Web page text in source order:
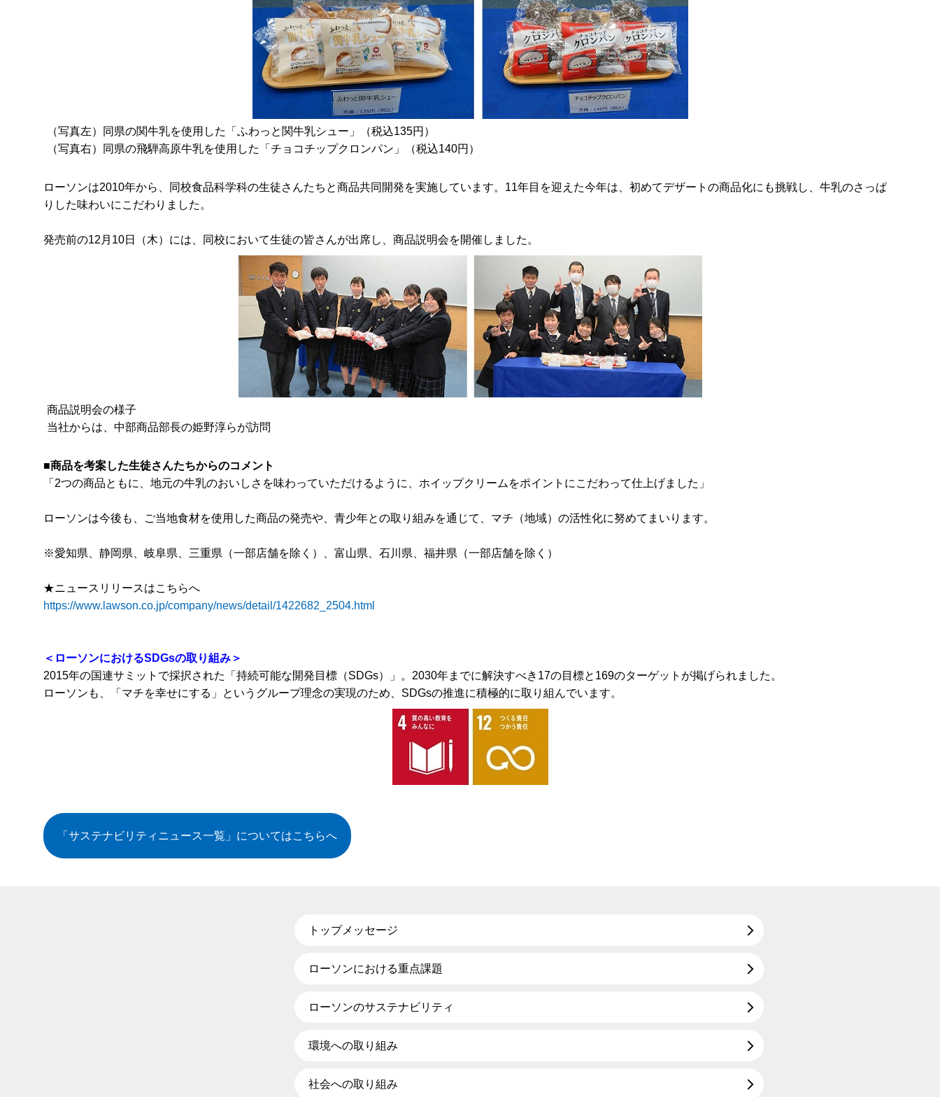
（写真左）同県の関牛乳を使用した「ふわっと関牛乳シュー」（税込135円）
（写真右）同県の飛騨高原牛乳を使用した「チョコチップクロンパン」（税込140円）
ローソンは2010年から、同校食品科学科の生徒さんたちと商品共同開発を実施しています。11年目を迎えた今年は、初めてデザートの商品化にも挑戦し、牛乳のさっぱ
りした味わいにこだわりました。
発売前の12月10日（木）には、同校において生徒の皆さんが出席し、商品説明会を開催しました。
商品説明会の様子
当社からは、中部商品部長の姫野淳らが訪問
■商品を考案した生徒さんたちからのコメント
「2つの商品ともに、地元の牛乳のおいしさを味わっていただけるように、ホイップクリームをポイントにこだわって仕上げました」
ローソンは今後も、ご当地食材を使用した商品の発売や、青少年との取り組みを通じて、マチ（地域）の活性化に努めてまいります。
※愛知県、静岡県、岐阜県、三重県（一部店舗を除く）、富山県、石川県、福井県（一部店舗を除く）
★ニュースリリースはこちらへ
https://www.lawson.co.jp/company/news/detail/1422682_2504.html
＜ローソンにおけるSDGsの取り組み＞
2015年の国連サミットで採択された「持続可能な開発目標（SDGs）」。2030年までに解決すべき17の目標と169のターゲットが掲げられました。
ローソンも、「マチを幸せにする」というグループ理念の実現のため、SDGsの推進に積極的に取り組んでいます。
「サステナビリティニュース一覧」 についてはこちらへ
トップメッセージ
ローソンにおける重点課題
ローソンのサステナビリティ
環境への取り組み
社会への取り組み